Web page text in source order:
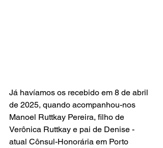
Já havíamos os recebido em 8 de abril
de 2025, quando acompanhou-nos
Manoel Ruttkay Pereira, filho de
Verônica Ruttkay e pai de Denise -
atual Cônsul-Honorária em Porto